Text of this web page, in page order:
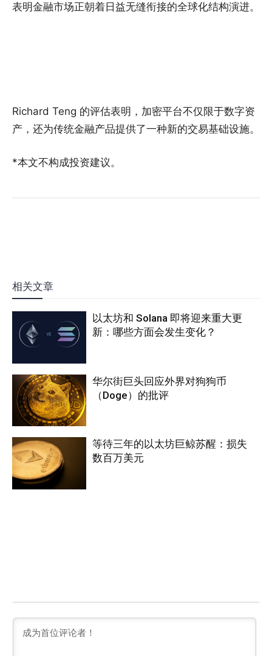
表明金融市场正朝着日益无缝衔接的全球化结构演进。
Richard Teng 的评估表明，加密平台不仅限于数字资
产，还为传统金融产品提供了一种新的交易基础设施。
*本文不构成投资建议。
相关文章
以太坊和 Solana 即将迎来重大更
新：哪些方面会发生变化？
华尔街巨头回应外界对狗狗币
（Doge）的批评
等待三年的以太坊巨鲸苏醒：损失
数百万美元